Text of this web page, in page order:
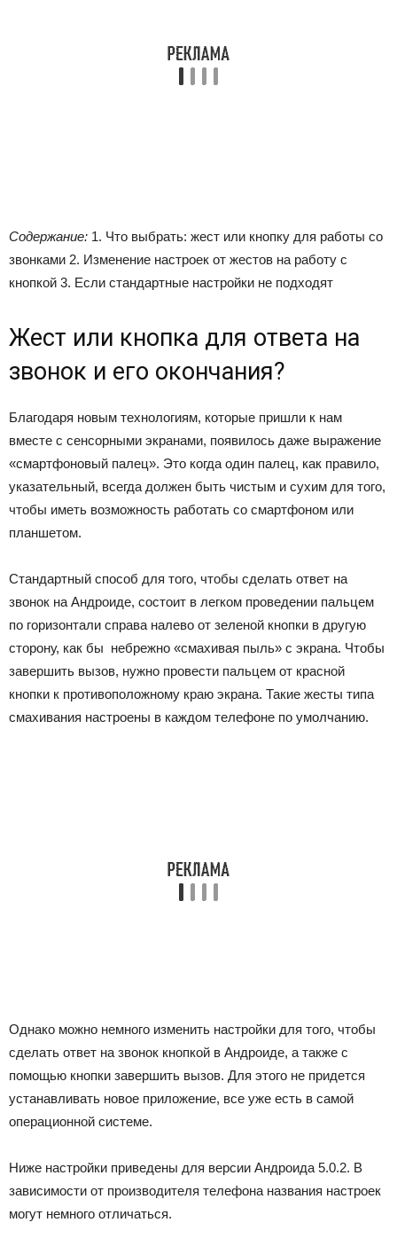
Содержание: 1. Что выбрать: жест или кнопку для работы со
звонками 2. Изменение настроек от жестов на работу с
кнопкой 3. Если стандартные настройки не подходят
Жест или кнопка для ответа на
звонок и его окончания?
Благодаря новым технологиям, которые пришли к нам
вместе с сенсорными экранами, появилось даже выражение
«смартфоновый палец». Это когда один палец, как правило,
указательный, всегда должен быть чистым и сухим для того,
чтобы иметь возможность работать со смартфоном или
планшетом.
Стандартный способ для того, чтобы сделать ответ на
звонок на Андроиде, состоит в легком проведении пальцем
по горизонтали справа налево от зеленой кнопки в другую
сторону, как бы небрежно «смахивая пыль» с экрана. Чтобы
завершить вызов, нужно провести пальцем от красной
кнопки к противоположному краю экрана. Такие жесты типа
смахивания настроены в каждом телефоне по умолчанию.
Однако можно немного изменить настройки для того, чтобы
сделать ответ на звонок кнопкой в Андроиде, а также с
помощью кнопки завершить вызов. Для этого не придется
устанавливать новое приложение, все уже есть в самой
операционной системе.
Ниже настройки приведены для версии Андроида 5.0.2. В
зависимости от производителя телефона названия настроек
могут немного отличаться.